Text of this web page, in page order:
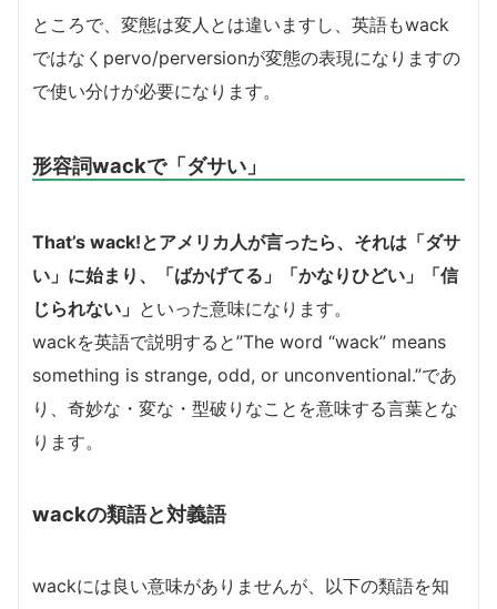
ところで、変態は変人とは違いますし、英語もwack
ではなくpervo/perversionが変態の表現になりますの
で使い分けが必要になります。
形容詞wackで「ダサい」
That’s wack!とアメリカ人が言ったら、それは「ダサ
い」に始まり、「ばかげてる」「かなりひどい」「信
じられない」 といった意味になります。
wackを英語で説明すると”The word “wack” means
something is strange, odd, or unconventional.”であ
り、奇妙な・変な・型破りなことを意味する言葉とな
ります。
wackの類語と対義語
wackには良い意味がありませんが、以下の類語を知